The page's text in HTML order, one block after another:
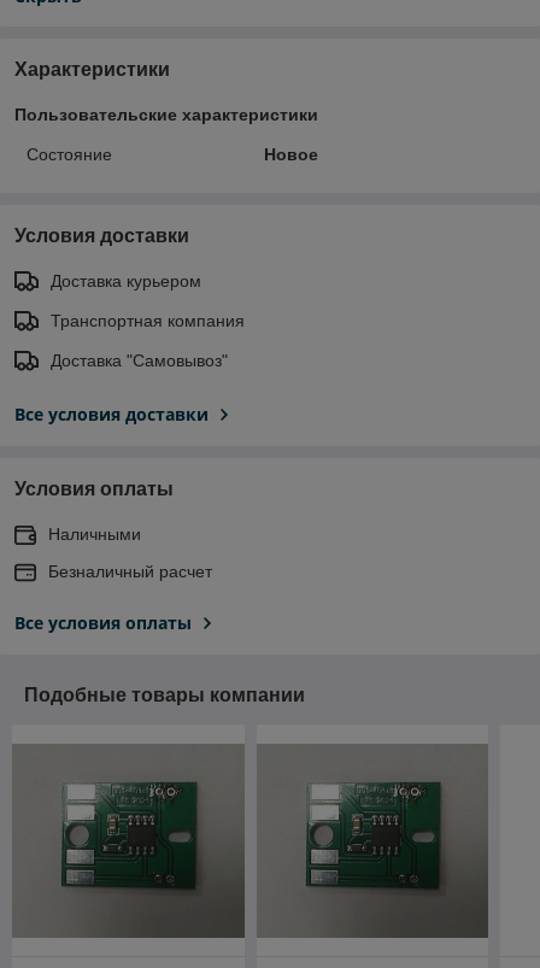
Характеристики
Пользовательские характеристики
Состояние Новое
Условия доставки
Доставка курьером
Транспортная компания
Доставка "Самовывоз"
Все условия доставки
Условия оплаты
Наличными
Безналичный расчет
Все условия оплаты
Подобные товары компании